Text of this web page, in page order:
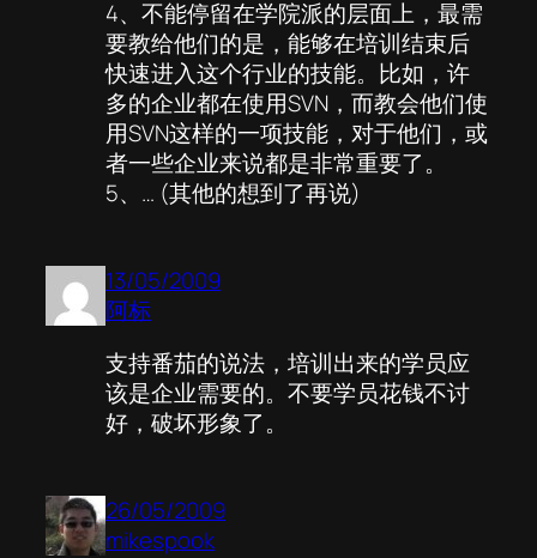
4、不能停留在学院派的层面上，最需
要教给他们的是，能够在培训结束后
快速进入这个行业的技能。比如，许
多的企业都在使用SVN，而教会他们使
用SVN这样的一项技能，对于他们，或
者一些企业来说都是非常重要了。
5、… (其他的想到了再说)
13/05/2009
阿标
支持番茄的说法，培训出来的学员应
该是企业需要的。不要学员花钱不讨
好，破坏形象了。
26/05/2009
mikespook